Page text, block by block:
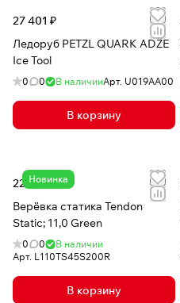
27 401 ₽
Ледоруб PETZL QUARK ADZE
Ice Tool
0 0 В наличииАрт. U019AA00
В корзину
Новинка
226 ₽
Верёвка статика Tendon
Static; 11,0 Green
0 0
В наличии
Арт. L110TS45S200R
В корзину